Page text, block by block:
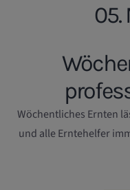
05.
Wöchentliches Ernten
und alle Erntehelfer